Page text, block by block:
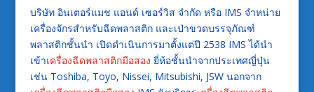
บริษัท อินเตอร์แมช แอนด์ เซอร์วิส จำกัด หรือ IMS จำหน่าย
เครื่องจักรสำหรับฉีดพลาสติก และเป่าขวดบรรจุภัณฑ์
พลาสติกชั้นนำ เปิดดำเนินการมาตั้งแต่ปี 2538 IMS ได้นำ
เข้าเครื่องฉีดพลาสติกมือสอง ยี่ห้อชั้นนำจากประเทศญี่ปุ่น
เช่น Toshiba, Toyo, Nissei, Mitsubishi, JSW นอกจาก